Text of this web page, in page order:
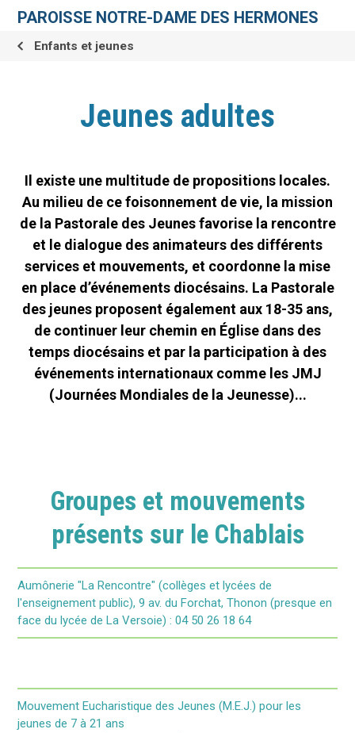
contenu.
personnelsPAROISSE NOTRE-DAME DES HERMONES
Enfants et jeunes
Jeunes adultes
Il existe une multitude de propositions locales.
Au milieu de ce foisonnement de vie, la mission
de la Pastorale des Jeunes favorise la rencontre
et le dialogue des animateurs des différents
services et mouvements, et coordonne la mise
en place d’événements diocésains. La Pastorale
des jeunes proposent également aux 18-35 ans,
de continuer leur chemin en Église dans des
temps diocésains et par la participation à des
événements internationaux comme les JMJ
(Journées Mondiales de la Jeunesse)...
Groupes et mouvements
présents sur le Chablais
Aumônerie "La Rencontre" (collèges et lycées de
l'enseignement public), 9 av. du Forchat, Thonon (presque en
face du lycée de La Versoie) : 04 50 26 18 64
Mouvement Eucharistique des Jeunes (M.E.J.) pour les
jeunes de 7 à 21 ans